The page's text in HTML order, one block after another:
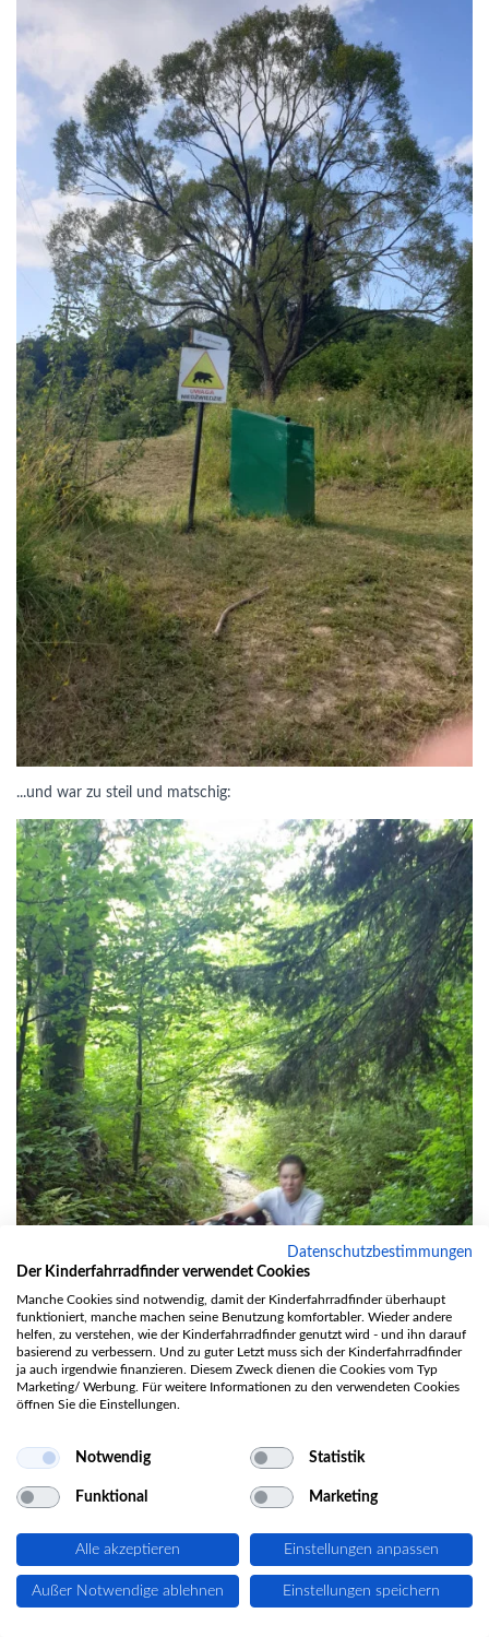
...und war zu steil und matschig:
Datenschutzbestimmungen
Der Kinderfahrradfinder verwendet Cookies
Manche Cookies sind notwendig, damit der Kinderfahrradfinder überhaupt
funktioniert, manche machen seine Benutzung komfortabler. Wieder andere
helfen, zu verstehen, wie der Kinderfahrradfinder genutzt wird - und ihn darauf
basierend zu verbessern. Und zu guter Letzt muss sich der Kinderfahrradfinder
ja auch irgendwie finanzieren. Diesem Zweck dienen die Cookies vom Typ
Marketing/ Werbung. Für weitere Informationen zu den verwendeten Cookies
öffnen Sie die Einstellungen.
Notwendig Statistik
Funktional Marketing
Alle akzeptieren Einstellungen anpassen
Außer Notwendige ablehnen Einstellungen speichern